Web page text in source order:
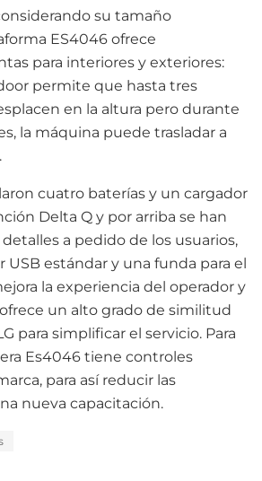
su tamaño
ES4046 ofrece
para interiores y exteriores:
permite que hasta tres
en la altura pero durante
la máquina puede trasladar a
cuatro baterías y un cargador
Delta Q y por arriba se han
a pedido de los usuarios,
USB estándar y una funda para el
la experiencia del operador y
un alto grado de similitud
para simplificar el servicio. Para
Es4046 tiene controles
para así reducir las
nueva capacitación.